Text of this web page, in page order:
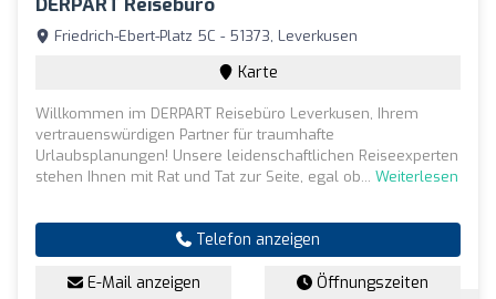
DERPART Reisebüro
Friedrich-Ebert-Platz 5C - 51373, Leverkusen
Karte
Willkommen im DERPART Reisebüro Leverkusen, Ihrem
vertrauenswürdigen Partner für traumhafte
Urlaubsplanungen! Unsere leidenschaftlichen Reiseexperten
stehen Ihnen mit Rat und Tat zur Seite, egal ob... Weiterlesen
Telefon anzeigen
E-Mail anzeigen Öffnungszeiten